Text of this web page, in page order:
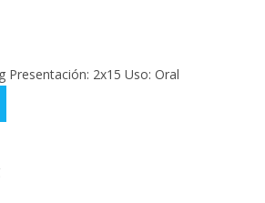
Presentación: 2x15 Uso: Oral